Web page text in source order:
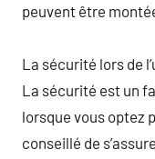
peuvent être
La sécurité lors de
La sécurité est un
lorsque vous optez
conseillé de